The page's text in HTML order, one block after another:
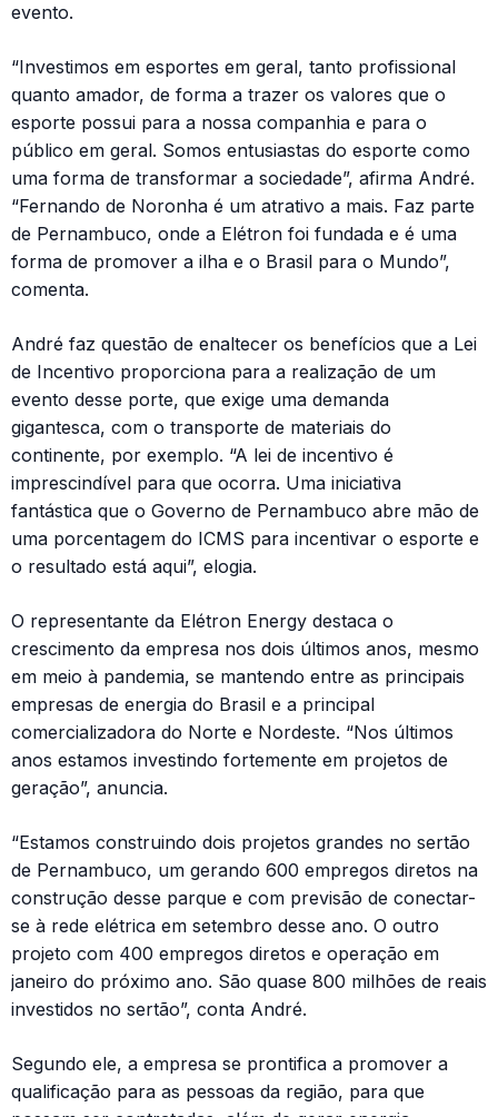
evento.
“Investimos em esportes em geral, tanto profissional
quanto amador, de forma a trazer os valores que o
esporte possui para a nossa companhia e para o
público em geral. Somos entusiastas do esporte como
uma forma de transformar a sociedade”, afirma André.
“Fernando de Noronha é um atrativo a mais. Faz parte
de Pernambuco, onde a Elétron foi fundada e é uma
forma de promover a ilha e o Brasil para o Mundo”,
comenta.
André faz questão de enaltecer os benefícios que a Lei
de Incentivo proporciona para a realização de um
evento desse porte, que exige uma demanda
gigantesca, com o transporte de materiais do
continente, por exemplo. “A lei de incentivo é
imprescindível para que ocorra. Uma iniciativa
fantástica que o Governo de Pernambuco abre mão de
uma porcentagem do ICMS para incentivar o esporte e
o resultado está aqui”, elogia.
O representante da Elétron Energy destaca o
crescimento da empresa nos dois últimos anos, mesmo
em meio à pandemia, se mantendo entre as principais
empresas de energia do Brasil e a principal
comercializadora do Norte e Nordeste. “Nos últimos
anos estamos investindo fortemente em projetos de
geração”, anuncia.
“Estamos construindo dois projetos grandes no sertão
de Pernambuco, um gerando 600 empregos diretos na
construção desse parque e com previsão de conectar-
se à rede elétrica em setembro desse ano. O outro
projeto com 400 empregos diretos e operação em
janeiro do próximo ano. São quase 800 milhões de reais
investidos no sertão”, conta André.
Segundo ele, a empresa se prontifica a promover a
qualificação para as pessoas da região, para que